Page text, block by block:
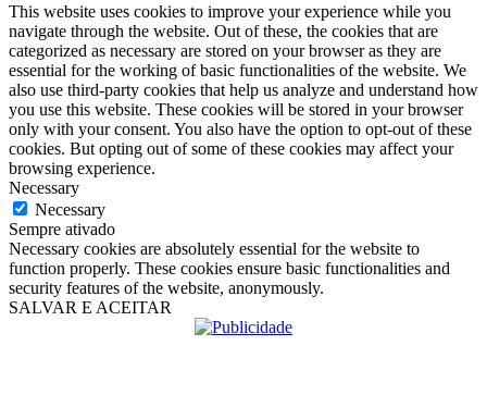
This website uses cookies to improve your experience while you
navigate through the website. Out of these, the cookies that are
categorized as necessary are stored on your browser as they are
essential for the working of basic functionalities of the website. We
also use third-party cookies that help us analyze and understand how
you use this website. These cookies will be stored in your browser
only with your consent. You also have the option to opt-out of these
cookies. But opting out of some of these cookies may affect your
browsing experience.
Necessary
Necessary
Sempre ativado
Necessary cookies are absolutely essential for the website to
function properly. These cookies ensure basic functionalities and
security features of the website, anonymously.
SALVAR E ACEITAR